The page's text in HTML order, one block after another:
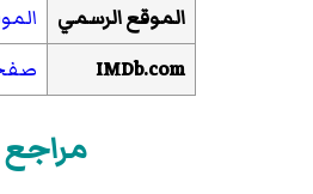
الموقع الرسمي
IMDb.com
مراجع